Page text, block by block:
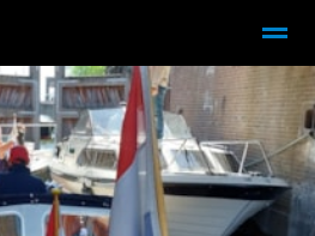
Adverteren Redactie
Bellen Zoeken